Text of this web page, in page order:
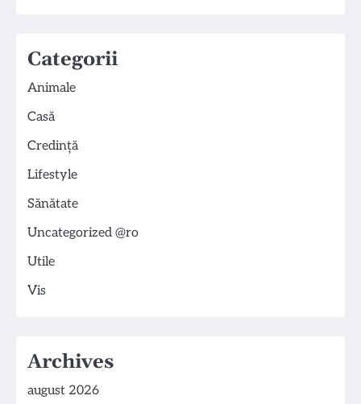
Categorii
Animale
Casă
Credință
Lifestyle
Sănătate
Uncategorized @ro
Utile
Vis
Archives
august 2026